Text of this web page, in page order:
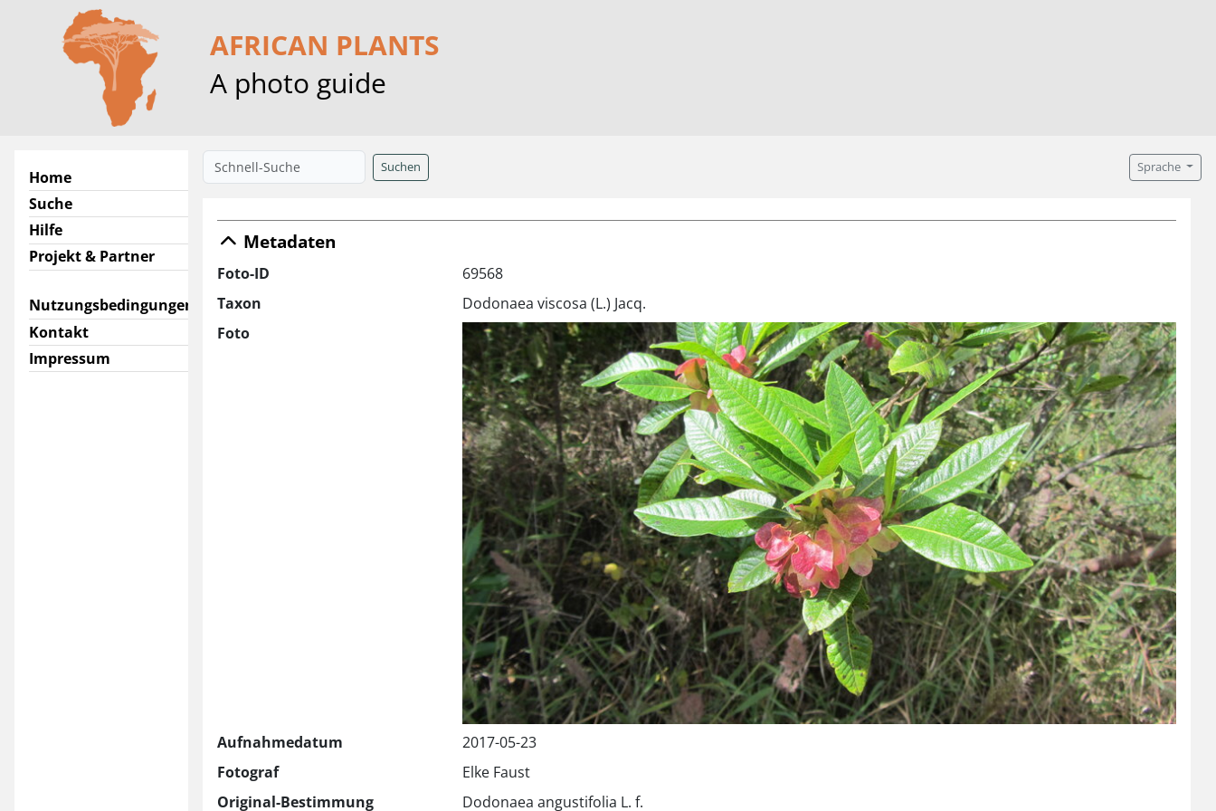
AFRICAN PLANTS
A photo guide
Home
Suche
Hilfe
Projekt & Partner
Nutzungsbedingungen
Kontakt
Impressum
Suchen Sprache
Metadaten
Foto-ID
69568
Taxon
Dodonaea viscosa (L.) Jacq.
Foto
Aufnahmedatum
2017-05-23
Fotograf
Elke Faust
Original-Bestimmung
Dodonaea angustifolia L. f.